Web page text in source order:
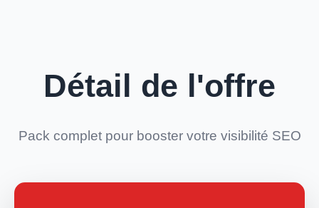
Détail de l'offre
Pack complet pour booster votre visibilité SEO